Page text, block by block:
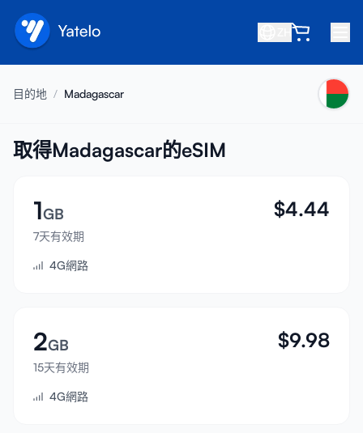
關於我們
推薦好友
成為合作夥伴
幫助中心
支援
裝置相容性
登入
目的地 / Madagascar
取得Madagascar的eSIM
1GB
7天有效期
$4.44
4G網路
2GB
15天有效期
$9.98
4G網路